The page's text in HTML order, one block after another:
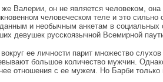
Валерии, он не является человеком,
человеческом теле и это
и необычным анкетам в
девушек русскоязычной Всемирной
ее личности парит множество
большое количество мужчин.
отношения с ее мужем. Но Барби